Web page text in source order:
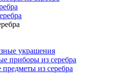
украшения
приборы из серебра
из серебра